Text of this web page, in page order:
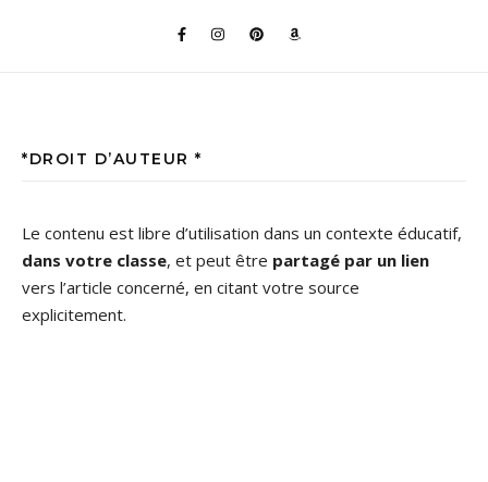
*DROIT D’AUTEUR *
Le contenu est libre d’utilisation dans un contexte éducatif,
dans votre classe, et peut être partagé par un lien
vers l’article concerné, en citant votre source
explicitement.